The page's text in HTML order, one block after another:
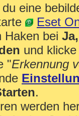
du eine
Eset
Haken bei
und
"Erkennung
.
werden